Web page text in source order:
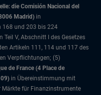
die Comisión Nacional del
Madrid) in
168 und 203 bis 224
V, Abschnitt I des Gesetzes
Artikeln 111, 114 und 117 des
Verpflichtungen; (5)
de France (4 Place de
in Übereinstimmung mit
für Finanzinstrumente